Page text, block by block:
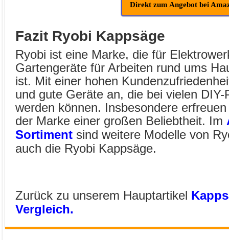
Direkt zum Angebot bei
Fazit Ryobi Kappsäge
Ryobi ist eine Marke, die für
Gartengeräte für Arbeiten rund ums
ist. Mit einer hohen
und gute Geräte an, die bei vielen
werden können. Insbesondere
der Marke einer großen Beliebtheit. Im
Sortiment sind weitere Modelle von
auch die Ryobi Kappsäge.
Zurück zu unserem Hauptartikel
Vergleich.